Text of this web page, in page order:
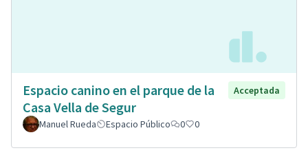
Espacio canino en el parque de la
Casa Vella de Segur
Acceptada
Manuel Rueda Espacio Público 0 0